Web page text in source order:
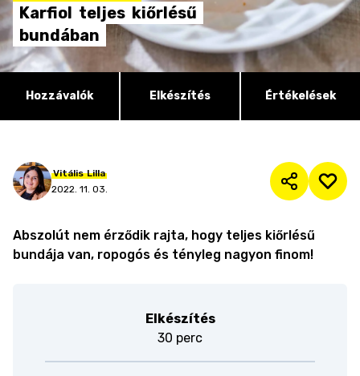
Karfiol teljes kiőrlésű
bundában
Hozzávalók Elkészítés Értékelések
Vitális Lilla
2022. 11. 03.
Abszolút nem érződik rajta, hogy teljes kiőrlésű
bundája van, ropogós és tényleg nagyon finom!
Elkészítés
30 perc